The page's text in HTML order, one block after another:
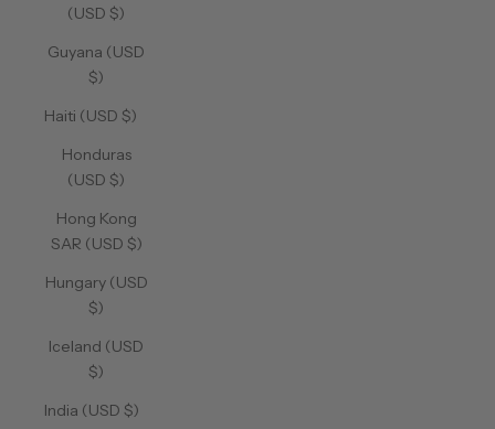
(USD $)
Guyana (USD
$)
Haiti (USD $)
Honduras
(USD $)
Hong Kong
SAR (USD $)
Hungary (USD
$)
Iceland (USD
$)
India (USD $)